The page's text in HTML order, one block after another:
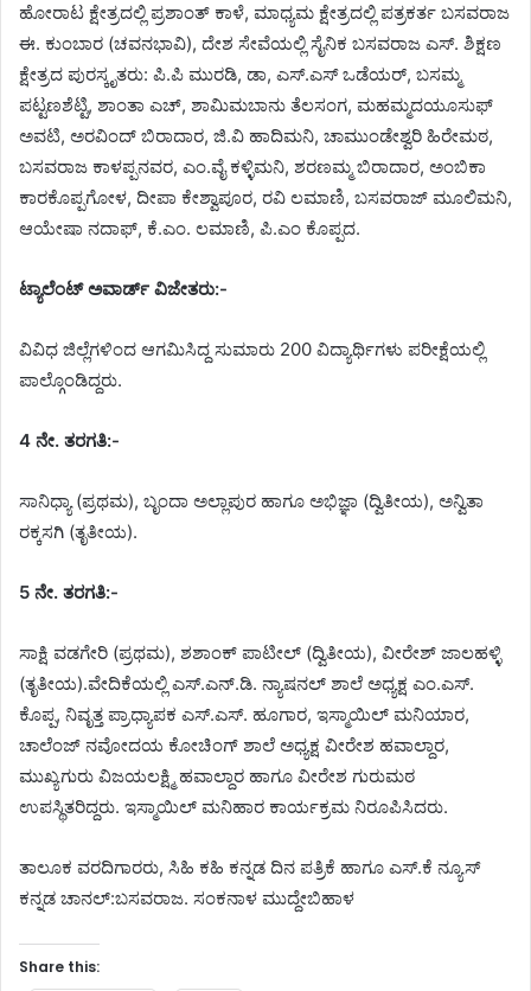
ಹೋರಾಟ ಕ್ಷೇತ್ರದಲ್ಲಿ ಪ್ರಶಾಂತ್ ಕಾಳೆ, ಮಾಧ್ಯಮ ಕ್ಷೇತ್ರದಲ್ಲಿ ಪತ್ರಕರ್ತ ಬಸವರಾಜ
ಈ. ಕುಂಬಾರ (ಚವನಭಾವಿ), ದೇಶ ಸೇವೆಯಲ್ಲಿ ಸೈನಿಕ ಬಸವರಾಜ ಎಸ್. ಶಿಕ್ಷಣ
ಕ್ಷೇತ್ರದ ಪುರಸ್ಕೃತರು: ಪಿ.ಪಿ ಮುರಡಿ, ಡಾ, ಎಸ್.ಎಸ್ ಒಡೆಯರ್, ಬಸಮ್ಮ
ಪಟ್ಟಣಶೆಟ್ಟಿ, ಶಾಂತಾ ಎಚ್, ಶಾಮಿಮಬಾನು ತೆಲಸಂಗ, ಮಹಮ್ಮದಯೂಸುಫ್
ಅವಟಿ, ಅರವಿಂದ್ ಬಿರಾದಾರ, ಜಿ.ವಿ ಹಾದಿಮನಿ, ಚಾಮುಂಡೇಶ್ವರಿ ಹಿರೇಮಠ,
ಬಸವರಾಜ ಕಾಳಪ್ಪನವರ, ಎಂ.ವೈ ಕಳ್ಳಿಮನಿ, ಶರಣಮ್ಮ ಬಿರಾದಾರ, ಅಂಬಿಕಾ
ಕಾರಕೊಪ್ಪಗೋಳ, ದೀಪಾ ಕೇಶ್ವಾಪೂರ, ರವಿ ಲಮಾಣಿ, ಬಸವರಾಜ್ ಮೂಲಿಮನಿ,
ಆಯೇಷಾ ನದಾಫ್, ಕೆ.ಎಂ. ಲಮಾಣಿ, ಪಿ.ಎಂ ಕೊಪ್ಪದ.
ಟ್ಯಾಲೆಂಟ್ ಅವಾರ್ಡ್ ವಿಜೇತರು:-
ವಿವಿಧ ಜಿಲ್ಲೆಗಳಿಂದ ಆಗಮಿಸಿದ್ದ ಸುಮಾರು 200 ವಿದ್ಯಾರ್ಥಿಗಳು ಪರೀಕ್ಷೆಯಲ್ಲಿ
ಪಾಲ್ಗೊಂಡಿದ್ದರು.
4 ನೇ. ತರಗತಿ:-
ಸಾನಿಧ್ಯಾ (ಪ್ರಥಮ), ಬೃಂದಾ ಅಲ್ಲಾಪುರ ಹಾಗೂ ಅಭಿಜ್ಞಾ (ದ್ವಿತೀಯ), ಅನ್ವಿತಾ
ರಕ್ಕಸಗಿ (ತೃತೀಯ).
5 ನೇ. ತರಗತಿ:-
ಸಾಕ್ಷಿ ವಡಗೇರಿ (ಪ್ರಥಮ), ಶಶಾಂಕ್ ಪಾಟೀಲ್ (ದ್ವಿತೀಯ), ವೀರೇಶ್ ಜಾಲಹಳ್ಳಿ
(ತೃತೀಯ).ವೇದಿಕೆಯಲ್ಲಿ ಎಸ್.ಎನ್.ಡಿ. ನ್ಯಾಷನಲ್ ಶಾಲೆ ಅಧ್ಯಕ್ಷ ಎಂ.ಎಸ್.
ಕೊಪ್ಪ, ನಿವೃತ್ತ ಪ್ರಾಧ್ಯಾಪಕ ಎಸ್.ಎಸ್. ಹೂಗಾರ, ಇಸ್ಮಾಯಿಲ್ ಮನಿಯಾರ,
ಚಾಲೆಂಜ್ ನವೋದಯ ಕೋಚಿಂಗ್ ಶಾಲೆ ಅಧ್ಯಕ್ಷ ವೀರೇಶ ಹವಾಲ್ದಾರ,
ಮುಖ್ಯಗುರು ವಿಜಯಲಕ್ಷ್ಮಿ ಹವಾಲ್ದಾರ ಹಾಗೂ ವೀರೇಶ ಗುರುಮಠ
ಉಪಸ್ಥಿತರಿದ್ದರು. ಇಸ್ಮಾಯಿಲ್ ಮನಿಹಾರ ಕಾರ್ಯಕ್ರಮ ನಿರೂಪಿಸಿದರು.
ತಾಲೂಕ ವರದಿಗಾರರು, ಸಿಹಿ ಕಹಿ ಕನ್ನಡ ದಿನ ಪತ್ರಿಕೆ ಹಾಗೂ ಎಸ್.ಕೆ ನ್ಯೂಸ್
ಕನ್ನಡ ಚಾನಲ್:ಬಸವರಾಜ. ಸಂಕನಾಳ ಮುದ್ದೇಬಿಹಾಳ
Share this: